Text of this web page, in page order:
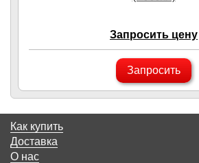
Запросить цену
Запросить
Как купить
Доставка
О нас